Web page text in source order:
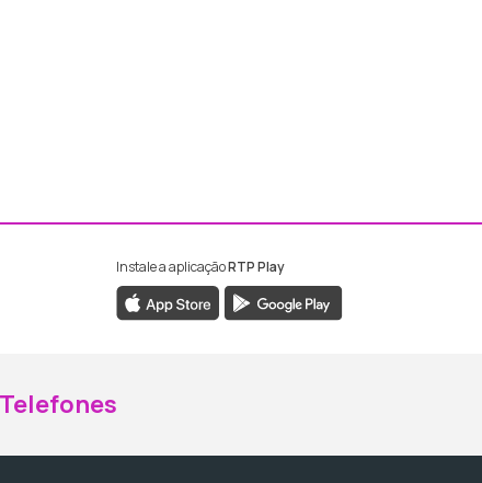
da RTP Madeira
da RTP Madeira
Instale a aplicaçãoRTP Play